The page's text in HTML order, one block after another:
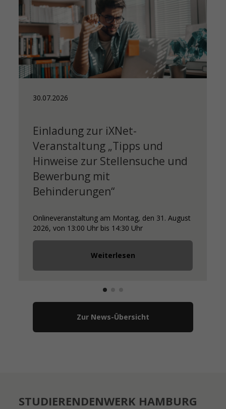
30.07.2026
Einladung zur iXNet-
Veranstaltung „Tipps und
Hinweise zur Stellensuche und
Bewerbung mit
Behinderungen“
Onlineveranstaltung am Montag, den 31. August
2026, von 13:00 Uhr bis 14:30 Uhr
Weiterlesen
Zur News-Übersicht
STUDIERENDENWERK HAMBURG